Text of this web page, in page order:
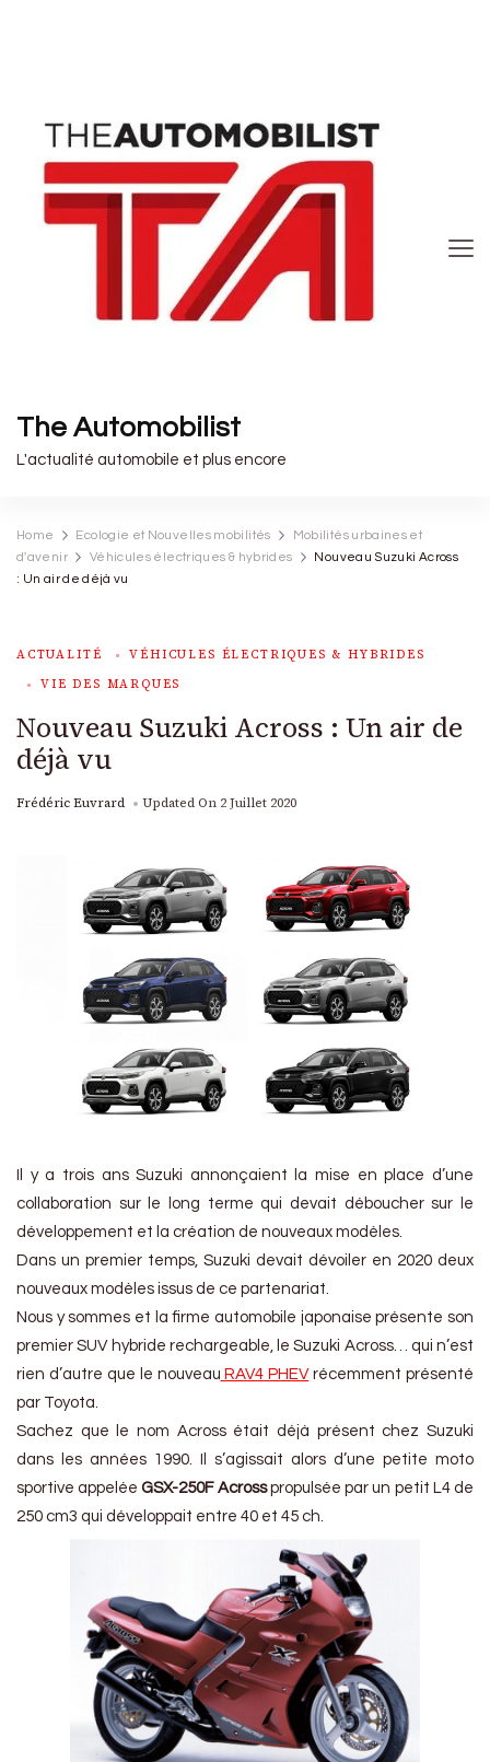
The Automobilist
L'actualité automobile et plus encore
Home Ecologie et Nouvelles mobilités
Mobilités urbaines et
d'avenir
Véhicules électriques & hybrides
Nouveau Suzuki Across
: Un air de déjà vu
ACTUALITÉ
VÉHICULES ÉLECTRIQUES & HYBRIDES
VIE DES MARQUES
Nouveau Suzuki Across : Un air de
déjà vu
Frédéric Euvrard Updated On 2 Juillet 2020
Il y a trois ans Suzuki annonçaient la mise en place d’une
collaboration sur le long terme qui devait déboucher sur le
développement et la création de nouveaux modèles.
Dans un premier temps, Suzuki devait dévoiler en 2020 deux
nouveaux modèles issus de ce partenariat.
Nous y sommes et la firme automobile japonaise présente son
premier SUV hybride rechargeable, le Suzuki Across… qui n’est
rien d’autre que le nouveau RAV4 PHEVrécemment présenté
par Toyota.
Sachez que le nom Across était déjà présent chez Suzuki
dans les années 1990. Il s’agissait alors d’une petite moto
sportive appeléeGSX-250F Acrosspropulsée par un petit L4 de
250 cm3 qui développait entre 40 et 45 ch.